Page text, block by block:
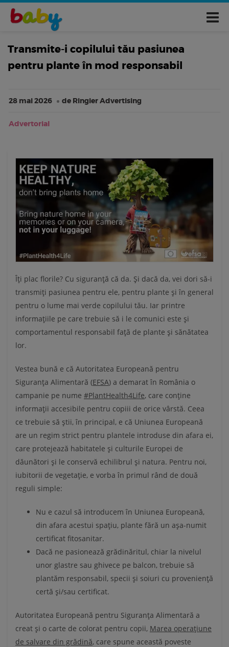
Transmite-i copilului tău pasiunea
pentru plante în mod responsabil
28 mai 2026 de Ringier Advertising
Advertorial
Îți plac florile? Cu siguranță că da. Și dacă da, vei dori să-i
transmiți pasiunea pentru ele, pentru plante și în general
pentru o lume mai verde copilului tău. Iar printre
informațiile pe care trebuie să i le comunici este și
comportamentul responsabil față de plante și sănătatea
lor.
Vestea bună e că Autoritatea Europeană pentru
Siguranța Alimentară (EFSA) a demarat în România o
campanie pe nume #PlantHealth4Life, care conține
informații accesibile pentru copiii de orice vârstă. Ceea
ce trebuie să știi, în principal, e că Uniunea Europeană
are un regim strict pentru plantele introduse din afara ei,
care protejează habitatele și culturile Europei de
dăunători și le conservă echilibrul și natura. Pentru noi,
iubitorii de vegetație, e vorba în primul rând de două
reguli simple:
Nu e cazul să introducem în Uniunea Europeană,
din afara acestui spațiu, plante fără un așa-numit
certificat fitosanitar.
Dacă ne pasionează grădinăritul, chiar la nivelul
unor glastre sau ghivece pe balcon, trebuie să
plantăm responsabil, specii și soiuri cu proveniență
certă și/sau certificat.
Autoritatea Europeană pentru Siguranța Alimentară a
creat și o carte de colorat pentru copii, Marea operațiune
de salvare din grădină, care spune această poveste